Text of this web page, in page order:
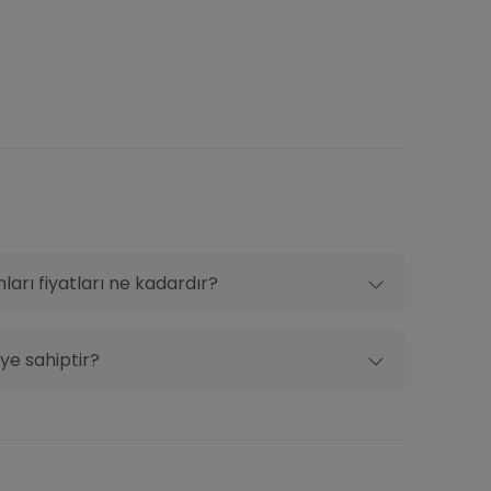
sistemi kına gecesi anılarının
şöyle;
İstanbul.
fiyatları ne kadardır?
sahiptir?